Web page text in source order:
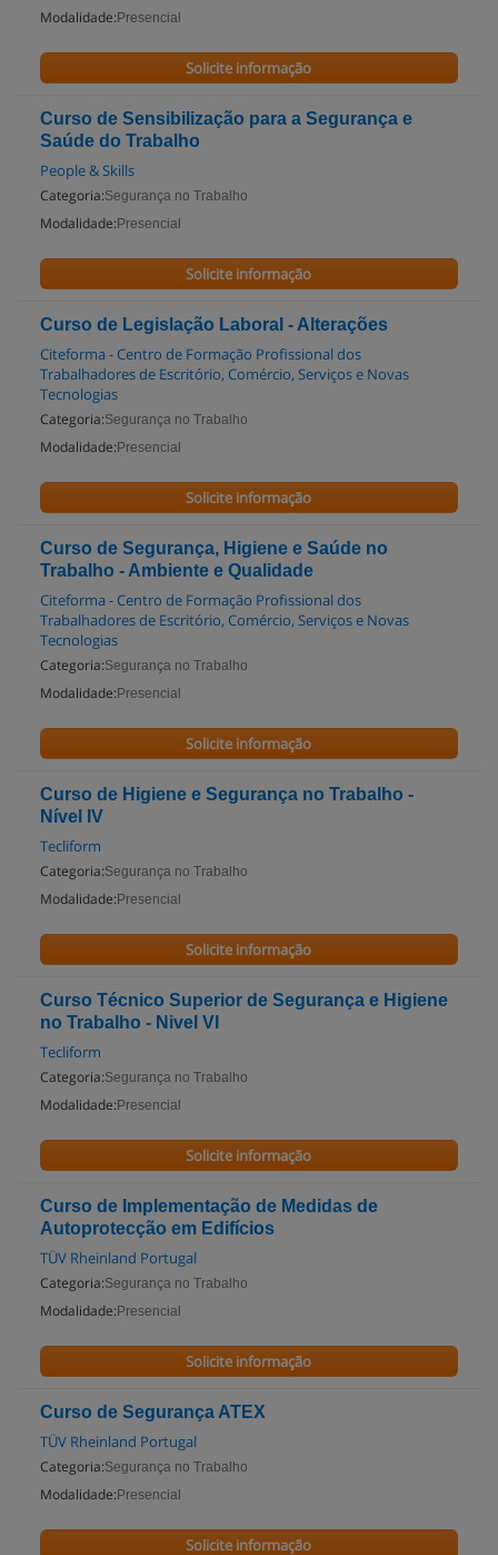
Modalidade: Presencial
Solicite informação
Curso de Sensibilização para a Segurança e
Saúde do Trabalho
People & Skills
Categoria:Segurança no Trabalho
Modalidade: Presencial
Solicite informação
Curso de Legislação Laboral - Alterações
Citeforma - Centro de Formação Profissional dos
Trabalhadores de Escritório, Comércio, Serviços e Novas
Tecnologias
Categoria:Segurança no Trabalho
Modalidade: Presencial
Solicite informação
Curso de Segurança, Higiene e Saúde no
Trabalho - Ambiente e Qualidade
Citeforma - Centro de Formação Profissional dos
Trabalhadores de Escritório, Comércio, Serviços e Novas
Tecnologias
Categoria:Segurança no Trabalho
Modalidade: Presencial
Solicite informação
Curso de Higiene e Segurança no Trabalho -
Nível IV
Tecliform
Categoria:Segurança no Trabalho
Modalidade: Presencial
Solicite informação
Curso Técnico Superior de Segurança e Higiene
no Trabalho - Nivel VI
Tecliform
Categoria:Segurança no Trabalho
Modalidade: Presencial
Solicite informação
Curso de Implementação de Medidas de
Autoprotecção em Edifícios
TÜV Rheinland Portugal
Categoria:Segurança no Trabalho
Modalidade: Presencial
Solicite informação
Curso de Segurança ATEX
TÜV Rheinland Portugal
Categoria:Segurança no Trabalho
Modalidade: Presencial
Solicite informação